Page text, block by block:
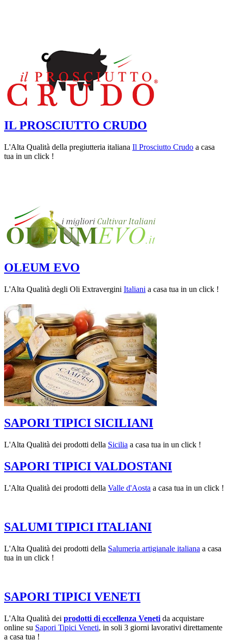
IL PROSCIUTTO CRUDO
L'Alta Qualità della pregiutteria italiana Il Prosciutto Crudo a casa
tua in un click !
OLEUM EVO
L'Alta Qualità degli Oli Extravergini Italiani a casa tua in un click !
SAPORI TIPICI SICILIANI
L'Alta Qualità dei prodotti della Sicilia a casa tua in un click !
SAPORI TIPICI VALDOSTANI
L'Alta Qualità dei prodotti della Valle d'Aosta a casa tua in un click !
SALUMI TIPICI ITALIANI
L'Alta Qualità dei prodotti della Salumeria artigianale italiana a casa
tua in un click !
SAPORI TIPICI VENETI
L'Alta Qualità dei prodotti di eccellenza Veneti da acquistare
online su Sapori Tipici Veneti, in soli 3 giorni lavorativi direttamente
a casa tua !